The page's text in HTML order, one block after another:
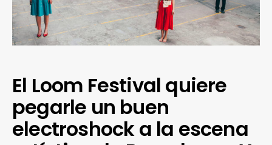
El Loom Festival quiere
pegarle un buen
electroshock a la escena